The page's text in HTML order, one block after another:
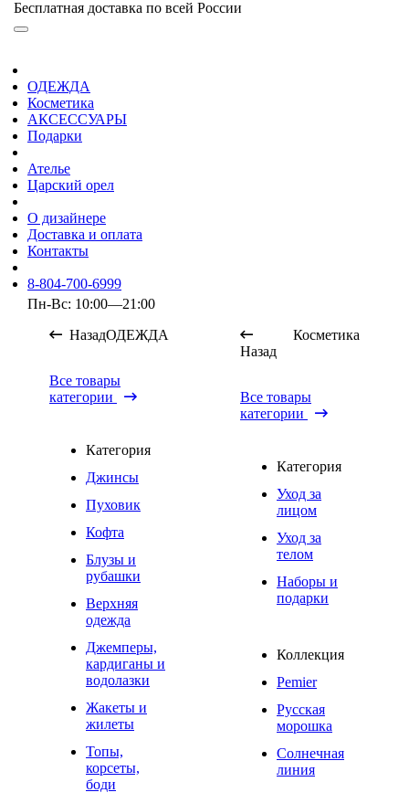
Бесплатная доставка по всей России
ОДЕЖДА
Косметика
АКСЕССУАРЫ
Подарки
Ателье
Царский орел
О дизайнере
Доставка и оплата
Контакты
8-804-700-6999
Пн-Вс: 10:00—21:00
НазадОДЕЖДА
Все товары
категории
Категория
Джинсы
Пуховик
Кофта
Блузы и
рубашки
Верхняя
одежда
Джемперы,
кардиганы и
водолазки
Жакеты и
жилеты
Топы,
корсеты,
боди
Назад
Косметика
Все товары
категории
Категория
Уход за
лицом
Уход за
телом
Наборы и
подарки
Коллекция
Pemier
Русская
морошка
Солнечная
линия